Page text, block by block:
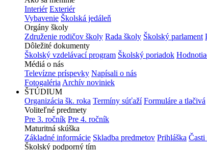
Interiér Exteriér
Vybavenie Školská jedáleň
Orgány školy
Združenie rodičov školy Rada školy Školský parlament
Dôležité dokumenty
Školský vzdelávací program Školský poriadok
Médiá o nás
Televízne príspevky Napísali o nás
Fotogaléria Archív noviniek
ŠTÚDIUM
Organizácia šk. roka Termíny súťaží Formuláre a tlačivá
Voliteľné predmety
Pre 3. ročník Pre 4. ročník
Maturitná skúška
Základné informácie Skladba predmetov Prihláška Časti
Školský podporný tím